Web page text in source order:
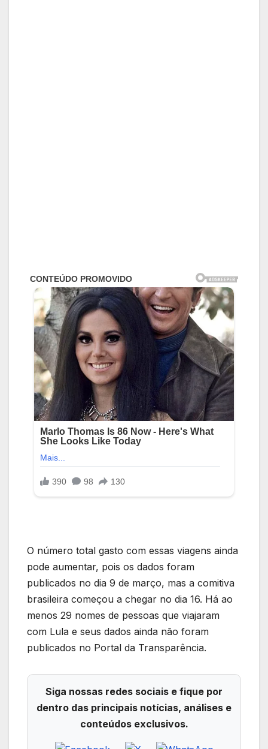
O número total gasto com essas viagens ainda
pode aumentar, pois os dados foram
publicados no dia 9 de março, mas a comitiva
brasileira começou a chegar no dia 16. Há ao
menos 29 nomes de pessoas que viajaram
com Lula e seus dados ainda não foram
publicados no Portal da Transparência.
Siga nossas redes sociais e fique por
dentro das principais notícias, análises e
conteúdos exclusivos.